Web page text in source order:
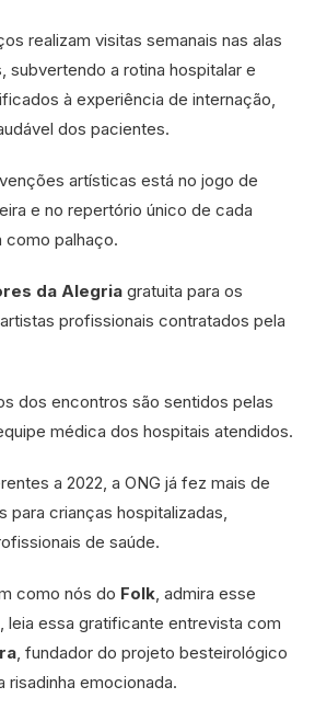
realizam visitas semanais nas alas
subvertendo a rotina hospitalar e
à experiência de internação,
dos pacientes.
artísticas está no jogo de
e no repertório único de cada
como palhaço.
da Alegria gratuita para os
profissionais contratados pela
dos encontros são sentidos pelas
médica dos hospitais atendidos.
a 2022, a ONG já fez mais de
para crianças hospitalizadas,
de saúde.
como nós do Folk , admira esse
leia essa gratificante entrevista com
, fundador do projeto besteirológico
risadinha emocionada.